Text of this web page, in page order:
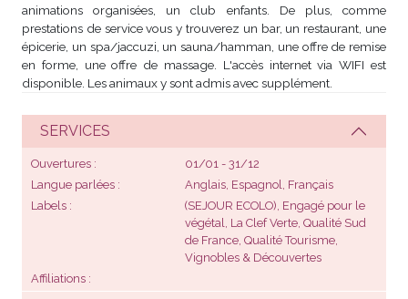
animations organisées, un club enfants. De plus, comme
prestations de service vous y trouverez un bar, un restaurant, une
épicerie, un spa/jaccuzi, un sauna/hamman, une offre de remise
en forme, une offre de massage. L'accès internet via WIFI est
disponible. Les animaux y sont admis avec supplément.
SERVICES
Ouvertures
01/01 - 31/12
Langue parlées
Anglais, Espagnol, Français
Labels
(SEJOUR ECOLO), Engagé pour le
végétal, La Clef Verte, Qualité Sud
de France, Qualité Tourisme,
Vignobles & Découvertes
Affiliations